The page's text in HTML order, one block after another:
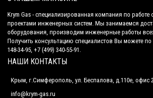
Krym Gas - специализированная компания по
проектами инженерных систем. Мы занимаемся
оборудования, производим инженерные работы
Получить консультацию специалистов Вы можете по
148-34-95, +7 (499) 340-55-91.
НАШИ КОНТАКТЫ
Крым, г.Симферополь, ул. Беспалова, д.110е, офис
info@krym-gas.ru